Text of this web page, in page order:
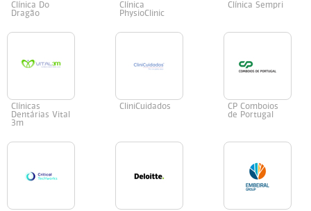
Clínica Do
Dragão
Clínica
PhysioClinic
Clínica Sempri
Clínicas
Dentárias Vital
3m
CliniCuidados
CP Comboios
de Portugal